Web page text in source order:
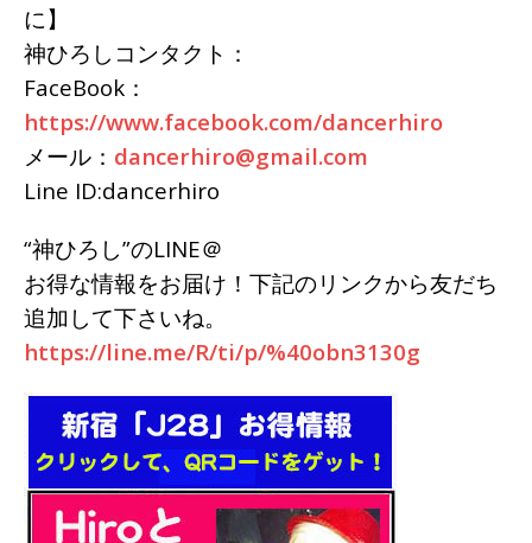
に】
神ひろしコンタクト：
FaceBook：
https://www.facebook.com/dancerhiro
メール： dancerhiro@gmail.com
Line ID:dancerhiro
“神ひろし”のLINE＠
お得な情報をお届け！下記のリンクから友だち
追加して下さいね。
https://line.me/R/ti/p/%40obn3130g